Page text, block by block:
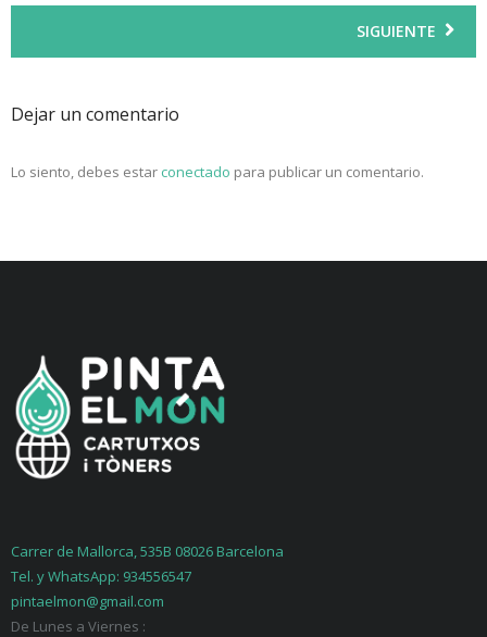
SIGUIENTE
Dejar un comentario
Lo siento, debes estar conectado para publicar un comentario.
Carrer de Mallorca, 535B 08026 Barcelona
Tel. y WhatsApp: 934556547
pintaelmon@gmail.com
De Lunes a Viernes :